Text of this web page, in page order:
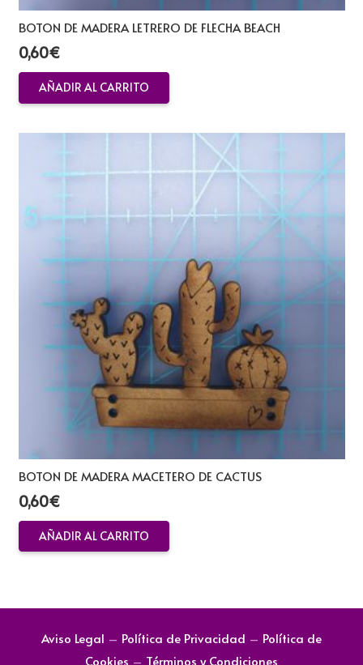
BOTON DE MADERA LETRERO DE FLECHA BEACH
0,60€
AÑADIR AL CARRITO
BOTON DE MADERA MACETERO DE CACTUS
0,60€
AÑADIR AL CARRITO
Aviso Legal – Política de Privacidad – Política de
Cookies – Términos y Condiciones